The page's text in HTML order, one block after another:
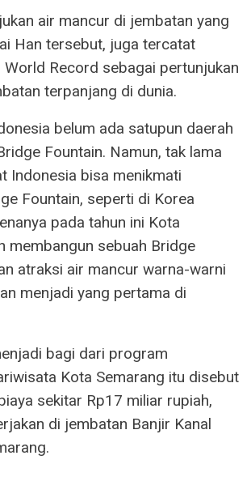
air mancur di jembatan yang
Han tersebut, juga tercatat
World Record sebagai pertunjukan
terpanjang di dunia.
belum ada satupun daerah
Fountain. Namun, tak lama
Indonesia bisa menikmati
Fountain, seperti di Korea
pada tahun ini Kota
membangun sebuah Bridge
atraksi air mancur warna-warni
menjadi yang pertama di
bagi dari program
Kota Semarang itu disebut
sekitar Rp17 miliar rupiah,
di jembatan Banjir Kanal